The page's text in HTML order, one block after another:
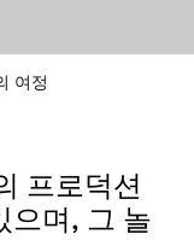
여정
프로덕션
으며, 그 놀